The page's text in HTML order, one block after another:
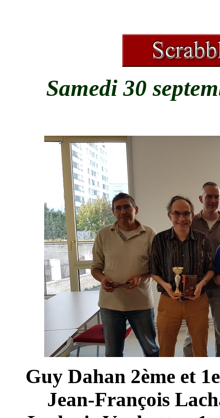
Samedi 30
Guy Dahan 2ème et
Jean-François